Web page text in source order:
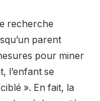
recherche
parent
pour miner
l’enfant se
». En fait, la